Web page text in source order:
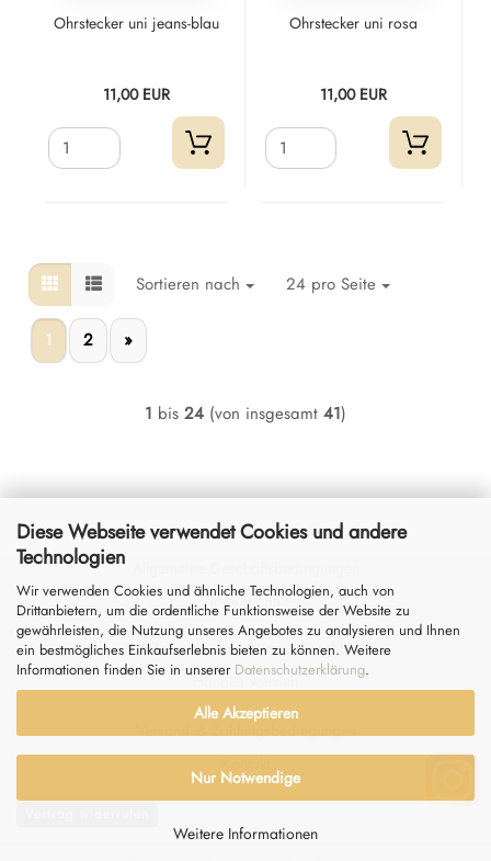
Diese Webseite verwendet Cookies und andere
Technologien
Wir verwenden Cookies und ähnliche Technologien, auch von
Drittanbietern, um die ordentliche Funktionsweise der Website zu
gewährleisten, die Nutzung unseres Angebotes zu analysieren und Ihnen
ein bestmögliches Einkaufserlebnis bieten zu können. Weitere
Informationen finden Sie in unserer Datenschutzerklärung.
Alle Akzeptieren
Nur Notwendige
Weitere Informationen
Ohrstecker uni jeans-blau
11,00 EUR
Ohrstecker uni rosa
11,00 EUR
Sortieren nach 24 pro Seite
1 2 »
1 bis 24 (von insgesamt 41)
Impressum
Datenschutz &Widerrufsrecht
Händler werden
Versand- & Zahlungsbedingungen